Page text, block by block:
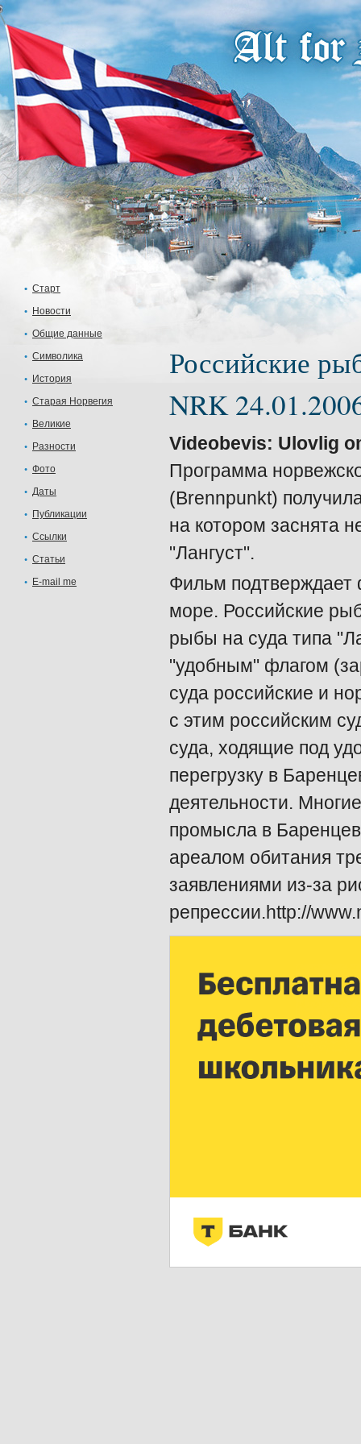
Старт
Новости
Общие данные
Символика
История
Старая Норвегия
Великие
Разности
Фото
Даты
Публикации
Ссылки
Статьи
E-mail me
Российские
NRK
Videobevis: Ulovlig
Программа
(Brennpunkt)
на котором заснята
"Лангуст".
Фильм подтверждает
море. Российские
рыбы на суда типа
"удобным" флагом
суда российские и
с этим российским
суда, ходящие под
перегрузку в
деятельности.
промысла в
ареалом обитания
заявлениями из-за
репрессии.http://